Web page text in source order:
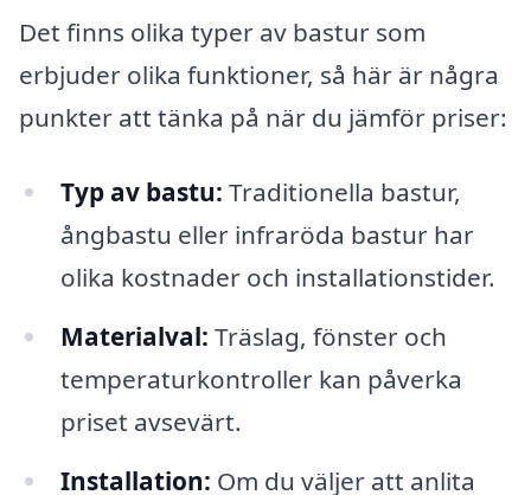
Det finns olika typer av bastur som
erbjuder olika funktioner, så här är några
punkter att tänka på när du jämför priser:
Typ av bastu: Traditionella bastur,
ångbastu eller infraröda bastur har
olika kostnader och installationstider.
Materialval: Träslag, fönster och
temperaturkontroller kan påverka
priset avsevärt.
Installation: Om du väljer att anlita